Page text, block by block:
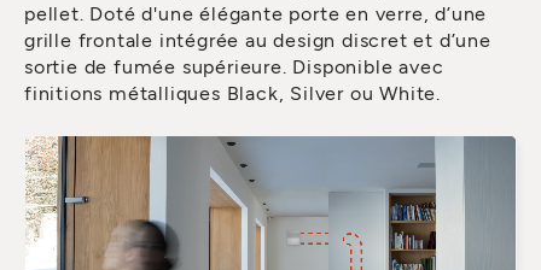
pellet. Doté d'une élégante porte en verre, d’une
grille frontale intégrée au design discret et d’une
sortie de fumée supérieure. Disponible avec
finitions métalliques Black, Silver ou White.